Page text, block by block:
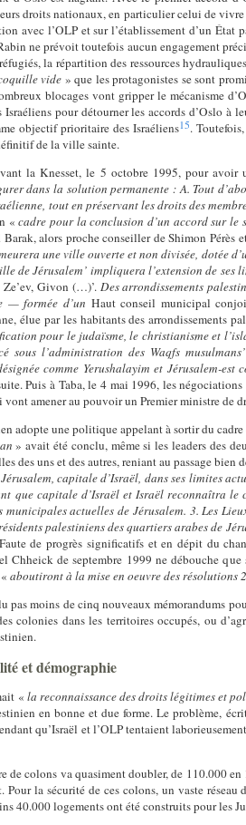
droits nationaux, en particulier celui de
avec l’OLP et sur l’établissement d’un État
ne prévoit toutefois aucun engagement
la répartition des ressources
vide » que les protagonistes se sont
blocages vont gripper le mécanisme
pour détourner les accords d’Oslo à
objectif prioritaire des Israéliens15.
de la ville sainte.
la Knesset, le 5 octobre 1995, pour avoir
dans la solution permanente : A. Tout
tout en préservant les droits des
«cadre pour la conclusion d’un accord sur le
alors proche conseiller de Shimon Pérès
une ville ouverte et non divisée, dotée
de Jérusalem’ impliquera l’extension de
Givon (…)’. Des arrondissements
— formée d’un Haut conseil municipal
élue par les habitants des
pour le judaïsme, le christianisme et
l’administration des Waqfs
comme Yerushalayim et Jérusalem-est
Puis à Taba, le 4 mai 1996, les
amener au pouvoir un Premier ministre de
adopte une politique appelant à sortir du
» avait été conclu, même si les leaders des
des uns et des autres, reniant au passage
capitale d’Israël, dans ses limites
que capitale d’Israël et Israël reconnaîtra
actuelles de Jérusalem. 3. Les
palestiniens des quartiers arabes de
de progrès significatifs et en dépit du
de septembre 1999 ne débouche
aboutiront à la mise en oeuvre des résolutions
moins de cinq nouveaux mémorandums
colonies dans les territoires occupés, ou
et démographie
« la reconnaissance des droits légitimes et
en bonne et due forme. Le problème,
qu’Israël et l’OLP tentaient
de colons va quasiment doubler, de 110.000
Pour la sécurité de ces colons, un vaste
40.000 logements ont été construits pour les